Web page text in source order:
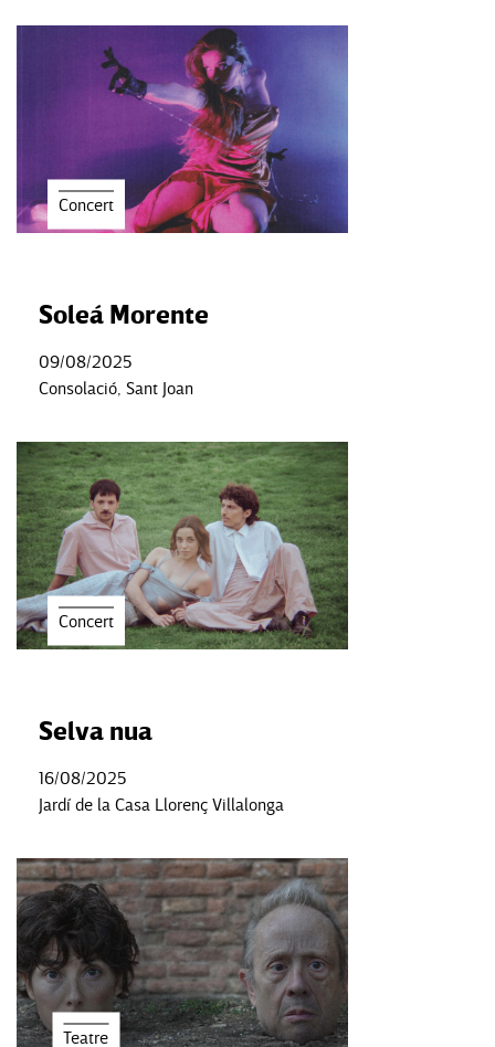
Concert
Soleá Morente
09/08/2025
Consolació, Sant Joan
Concert
Selva nua
16/08/2025
Jardí de la Casa Llorenç Villalonga
Teatre